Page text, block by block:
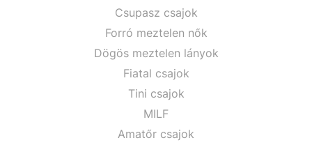
Csupasz csajok
Forró meztelen nők
Dögös meztelen lányok
Fiatal csajok
Tini csajok
MILF
Amatőr csajok